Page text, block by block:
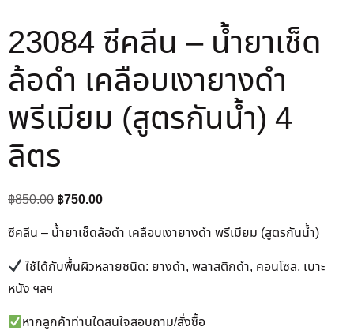
23084 ซีคลีน – น้ำยาเช็ด
ล้อดำ เคลือบเงายางดำ
พรีเมียม (สูตรกันน้ำ) 4
ลิตร
฿850.00฿750.00
ซีคลีน – น้ำยาเช็ดล้อดำ เคลือบเงายางดำ พรีเมียม (สูตรกันน้ำ)
ใช้ได้กับพื้นผิวหลายชนิด: ยางดำ, พลาสติกดำ, คอนโซล, เบาะ
หนัง ฯลฯ
หากลูกค้าท่านใดสนใจสอบถาม/สั่งซื้อ